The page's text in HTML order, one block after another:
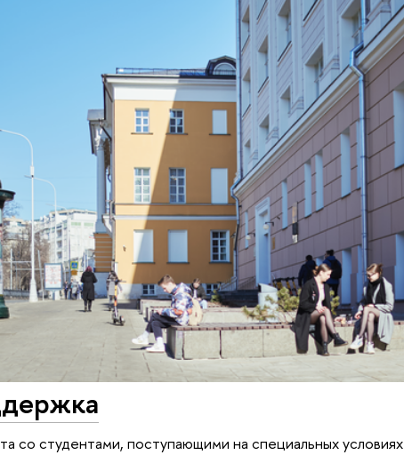
со студентами, поступающими на специальных условиях